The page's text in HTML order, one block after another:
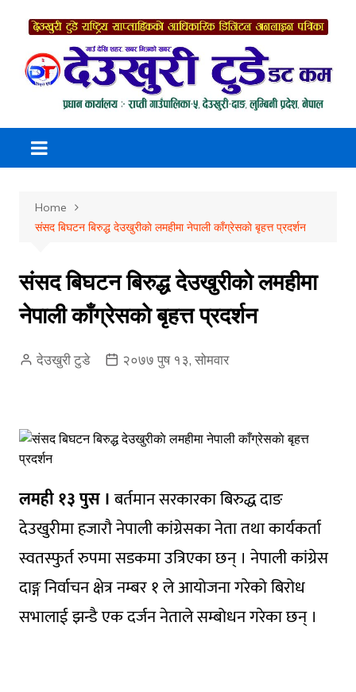
content
Home
संसद बिघटन बिरुद्ध देउखुरीकाे लमहीमा नेपाली काँग्रेसकाे बृहत्त प्रदर्शन
संसद बिघटन बिरुद्ध देउखुरीकाे लमहीमा
नेपाली काँग्रेसकाे बृहत्त प्रदर्शन
देउखुरी टुडे २०७७ पुष १३, सोमवार
लमही१३ पुस ।बर्तमान सरकारका बिरुद्ध दाङ
देउखुरीमा हजारौ नेपाली कांग्रेसका नेता तथा कार्यकर्ता
स्वतस्फुर्त रुपमा सडकमा उत्रिएका छन् । नेपाली कांग्रेस
दाङ्ग निर्वाचन क्षेत्र नम्बर १ ले आयोजना गरेको बिरोध
सभालाई झन्डै एक दर्जन नेताले सम्बोधन गरेका छन् ।